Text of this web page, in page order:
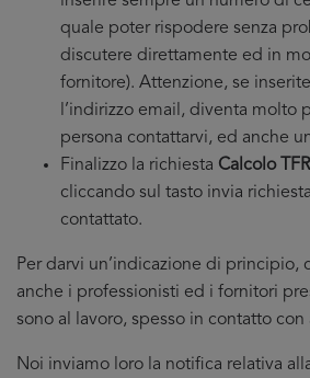
quale poter rispodere senza
discutere direttamente ed in
fornitore). Attenzione, se
l’indirizzo email, diventa molto
persona contattarvi, ed anche
Finalizzo la richiesta Calcolo
cliccando sul tasto invia
contattato.
Per darvi un’indicazione di principio,
anche i professionisti ed i fornitori
sono al lavoro, spesso in contatto
Noi inviamo loro la notifica relativa